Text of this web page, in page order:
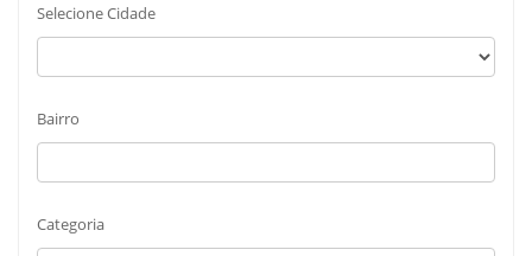
Selecione Cidade
Bairro
Categoria